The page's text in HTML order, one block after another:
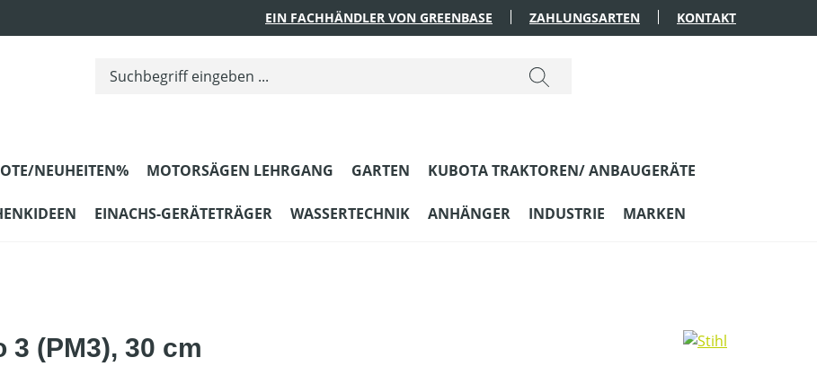
EIN FACHHÄNDLER VON GREENBASE ZAHLUNGSARTEN KONTAKT
NEUHEITEN% MOTORSÄGEN LEHRGANG GARTEN KUBOTA TRAKTOREN/ ANBAUGERÄTE
EINACHS-GERÄTETRÄGER WASSERTECHNIK ANHÄNGER INDUSTRIE MARKEN
(PM3), 30 cm